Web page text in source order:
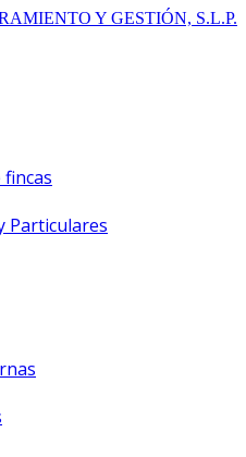
Particulares